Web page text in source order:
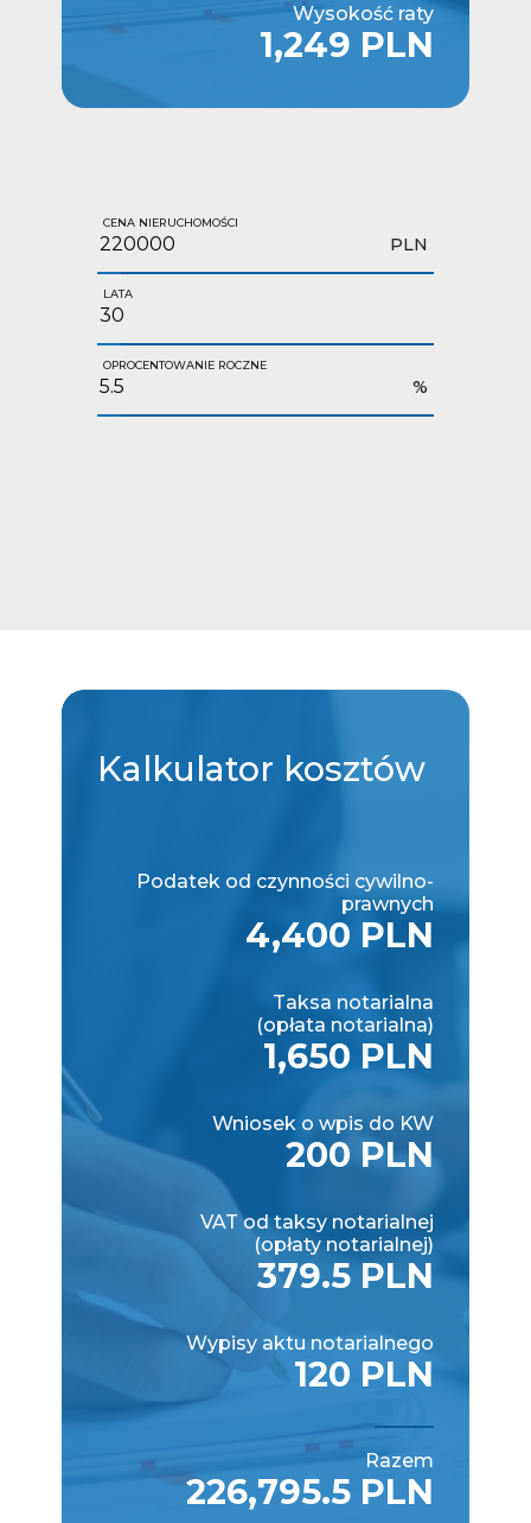
Wysokość raty
1,249 PLN
CENA NIERUCHOMOŚCI
PLN
LATA
OPROCENTOWANIE ROCZNE
%
Kalkulator kosztów
Podatek od czynności cywilno-
prawnych
4,400 PLN
Taksa notarialna
(opłata notarialna)
1,650 PLN
Wniosek o wpis do KW
200 PLN
VAT od taksy notarialnej
(opłaty notarialnej)
379.5 PLN
Wypisy aktu notarialnego
120 PLN
Razem
226,795.5 PLN